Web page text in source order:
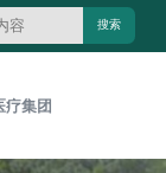
疗集团
搜索